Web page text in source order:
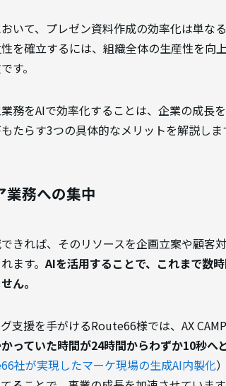
いて、プレゼン資料作成の効率化は単な
を確立するには、組織全体の生産性を向
す。
務をAIで効率化することは、企業の成長
たらす3つの具体的なメリットを解説しま
業務への集中
きれば、そのリソースを企画立案や顧客
ます。 AIを活用することで、これまで数
ん。
支援を手がけるRoute66様では、AX
っていた時間が24時間からわずか10秒へ
社が実現したマーケ現場の生成AI内製化